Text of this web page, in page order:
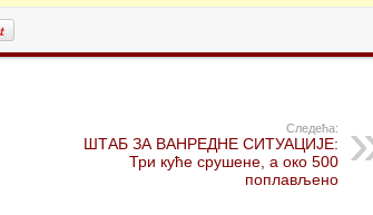
Следећа:
ШТАБ ЗА ВАНРЕДНЕ СИТУАЦИЈЕ:
Три куће срушене, а око 500
поплављено